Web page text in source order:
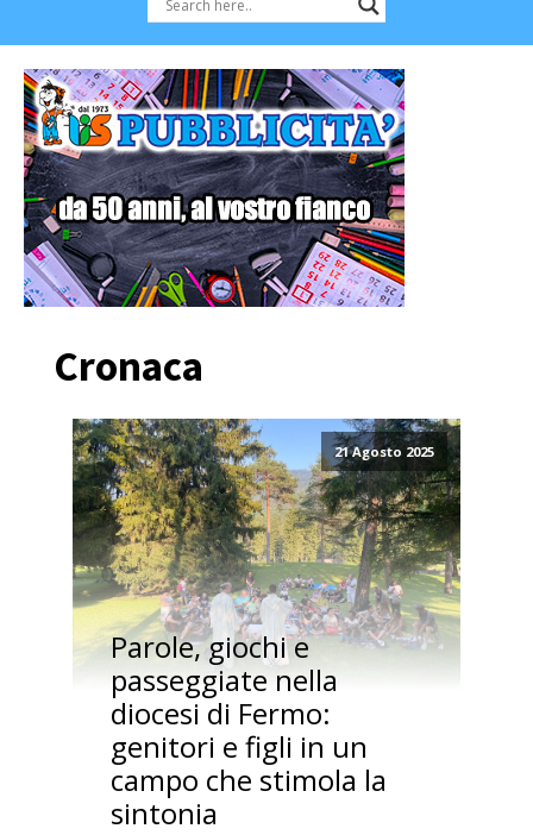
Cronaca
21 Agosto 2025
Parole, giochi e
passeggiate nella
diocesi di Fermo:
genitori e figli in un
campo che stimola la
sintonia